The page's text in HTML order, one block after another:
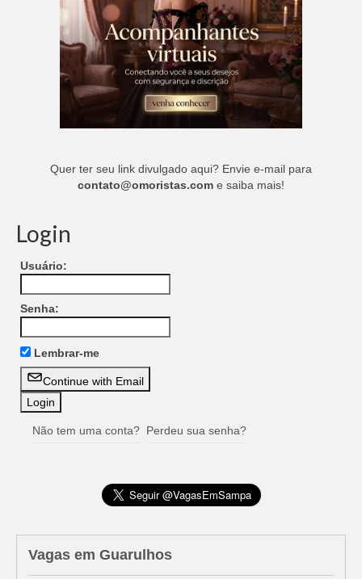
Quer ter seu link divulgado aqui? Envie e-mail para
contato@omoristas.com e saiba mais!
Login
Usuário:
Senha:
Lembrar-me
Continue with Email
Não tem uma conta? Perdeu sua senha?
Vagas em Guarulhos